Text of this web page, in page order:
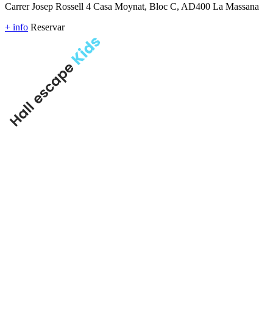
Carrer Josep Rossell 4 Casa Moynat, Bloc C, AD400 La Massana
+ info Reservar